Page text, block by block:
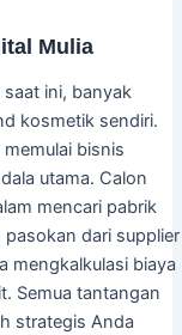
Mulia
ini, banyak
kosmetik sendiri.
bisnis
utama. Calon
mencari pabrik
dari supplier
mengkalkulasi biaya
Semua tantangan
strategis Anda